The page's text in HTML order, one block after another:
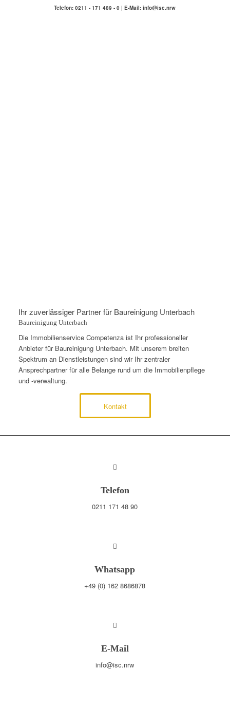
Telefon: 0211 - 171 489 - 0 | E-Mail: info@isc.nrw
Ihr zuverlässiger Partner für Baureinigung Unterbach
Baureinigung Unterbach
Die Immobilienservice Competenza ist Ihr professioneller
Anbieter für Baureinigung Unterbach. Mit unserem breiten
Spektrum an Dienstleistungen sind wir Ihr zentraler
Ansprechpartner für alle Belange rund um die Immobilienpflege
und -verwaltung.
Kontakt
Telefon
0211 171 48 90
Whatsapp
+49 (0) 162 8686878
E-Mail
info@isc.nrw